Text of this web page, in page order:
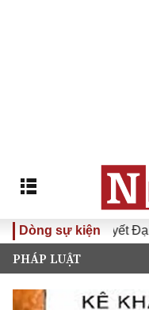
Dòng sự kiện
Đưa Nghị quyết Đại hội
PHÁP LUẬT